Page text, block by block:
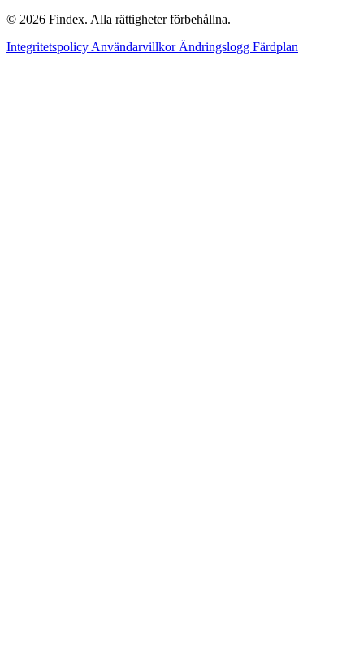
© 2026 Findex. Alla rättigheter förbehållna.
IntegritetspolicyAnvändarvillkorÄndringslogg Färdplan